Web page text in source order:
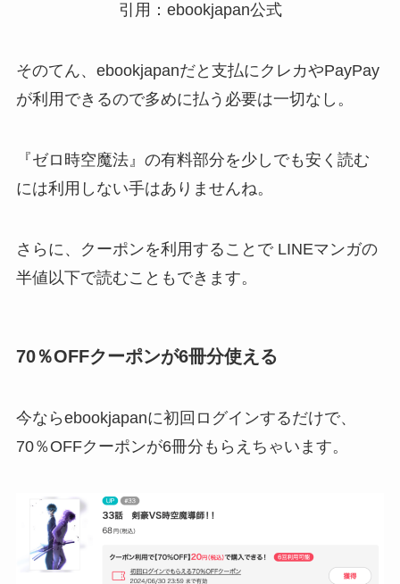
引用：ebookjapan公式
そのてん、ebookjapanだと支払にクレカやPayPay
が利用できるので多めに払う必要は一切なし。
『ゼロ時空魔法』の有料部分を少しでも安く読む
には利用しない手はありませんね。
さらに、クーポンを利用することで LINEマンガの
半値以下で読むこともできます。
70％OFFクーポンが6冊分使える
今ならebookjapanに初回ログインするだけで、
70％OFFクーポンが6冊分もらえちゃいます。